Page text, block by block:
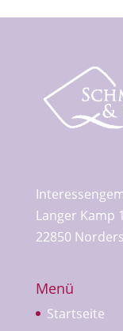
Langer Kamp
22850
Menü
Startseite